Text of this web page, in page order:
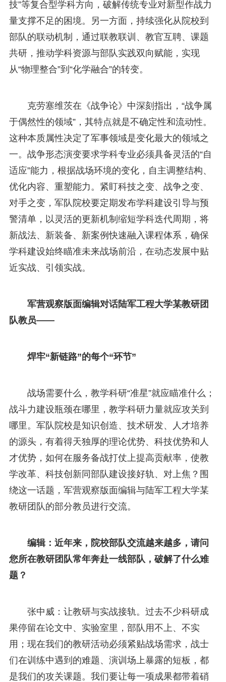
技”等复合型学科方向，破解传统专业对新型作战力
量支撑不足的困境。另一方面，持续强化从院校到
部队的联动机制，通过联教联训、教官互聘、课题
共研，推动学科资源与部队实践双向赋能，实现
从“物理整合”到“化学融合”的转变。
克劳塞维茨在《战争论》中深刻指出，“战争属
于偶然性的领域”，其特点就是不确定性和流动性。
这种本质属性决定了军事领域是变化最大的领域之
一。战争形态演变要求学科专业必须具备灵活的“自
适应”能力，根据战场环境的变化，自主调整结构、
优化内容、重塑能力。紧盯科技之变、战争之变、
对手之变，军队院校要定期发布学科建设引导与预
警清单，以灵活的更新机制缩短学科迭代周期，将
新战法、新装备、新案例快速融入课程体系，确保
学科建设始终瞄准未来战场前沿，在动态发展中贴
近实战、引领实战。
军营观察版面编辑对话陆军工程大学某教研团
队教员——
焊牢“新链路”的每个“环节”
战场需要什么，教学科研“准星”就应瞄准什么；
战斗力建设瓶颈在哪里，教学科研力量就应攻关到
哪里。军队院校是知识创造、技术研发、人才培养
的源头，有着得天独厚的理论优势、科技优势和人
才优势，如何在服务备战打仗上提高贡献率，使教
学改革、科技创新同部队建设接好轨、对上焦？围
绕这一话题，军营观察版面编辑与陆军工程大学某
教研团队的部分教员进行交流。
编辑：近年来，院校部队交流越来越多，请问
您所在教研团队常年奔赴一线部队，破解了什么难
题？
张中威：让教研与实战接轨。过去不少科研成
果停留在论文中、实验室里，部队用不上、不实
用；现在我们的教研活动必须紧贴战场需求，战士
们在训练中遇到的难题、演训场上暴露的短板，都
是我们的攻关课题。我们要让每一项成果都带着硝